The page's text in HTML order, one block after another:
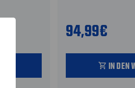
94,99€
shopping_cart IN DEN